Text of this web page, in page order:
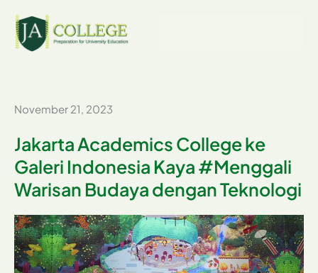
content
November 21, 2023
Jakarta Academics College ke
Galeri Indonesia Kaya #Menggali
Warisan Budaya dengan Teknologi